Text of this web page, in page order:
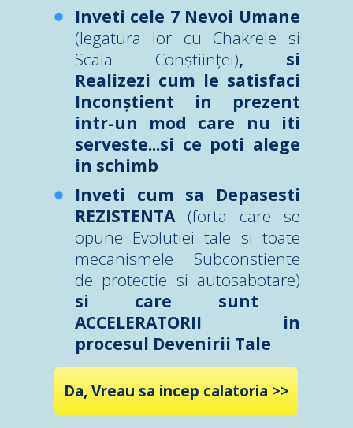
Inveti cele 7 Nevoi Umane
(legatura lor cu Chakrele si
Scala Conștiinței), si
Realizezi cum le satisfaci
Inconștient in prezent
intr-un mod care nu iti
serveste...si ce poti alege
in schimb
Inveti cum sa Depasesti
REZISTENTA (forta care se
opune Evolutiei tale si toate
mecanismele Subconstiente
de protectie si autosabotare)
si care sunt
ACCELERATORII in
procesul Devenirii Tale
Da, Vreau sa incep calatoria >>